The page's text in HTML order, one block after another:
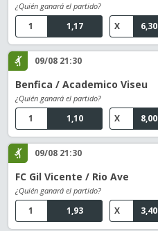
¿Quién ganará el partido?
1,17
1 6,30
X
09/08 21:30
Benfica / Academico Viseu
¿Quién ganará el partido?
1,10
1 8,00
X
09/08 21:30
FC Gil Vicente / Rio Ave
¿Quién ganará el partido?
1,93
1 3,40
X